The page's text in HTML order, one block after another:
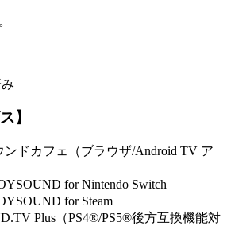
】
ンドカフェ（ブラウザ/Android TV ア
for Nintendo Switch
for Steam
Plus（PS4®/PS5®後方互換機能対